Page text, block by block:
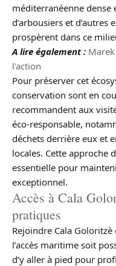
méditerranéenne dense
d’arbousiers et d’autres
prospèrent dans ce
A lire également :
l'action
Pour préserver cet
conservation sont en
recommandent aux
éco-responsable,
déchets derrière eux et
locales. Cette approche
essentielle pour
exceptionnel.
Accès à Cala
pratiques
Rejoindre Cala
l’accès maritime soit
d’y aller à pied pour